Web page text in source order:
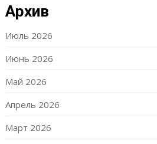
Архив
Июль 2026
Июнь 2026
Май 2026
Апрель 2026
Март 2026